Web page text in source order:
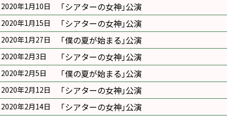
2020年1月10日 ｢シアターの女神｣公演
2020年1月15日 ｢シアターの女神｣公演
2020年1月27日 ｢僕の夏が始まる｣公演
2020年2月3日 ｢シアターの女神｣公演
2020年2月5日 ｢僕の夏が始まる｣公演
2020年2月12日 ｢シアターの女神｣公演
2020年2月14日 ｢シアターの女神｣公演